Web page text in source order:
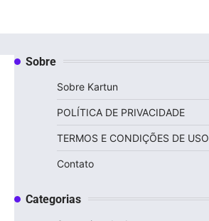
Sobre
Sobre Kartun
POLÍTICA DE PRIVACIDADE
TERMOS E CONDIÇÕES DE USO
Contato
Categorias